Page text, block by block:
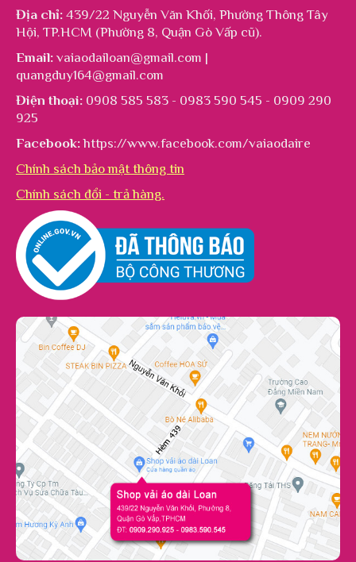
Địa chỉ: 439/22 Nguyễn Văn Khối, Phường Thông Tây
Hội, TP.HCM (Phường 8, Quận Gò Vấp cũ).
Email: vaiaodailoan@gmail.com |
quangduy164@gmail.com
Điện thoại: 0908 585 583 - 0983 590 545 - 0909 290
925
Facebook: https://www.facebook.com/vaiaodaire
Chính sách bảo mật thông tin
Chính sách đổi - trả hàng.